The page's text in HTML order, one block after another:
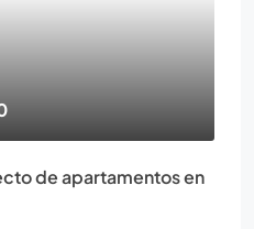
de apartamentos en